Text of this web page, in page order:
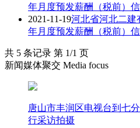
年月度预发薪酬（税前）
2021-11-19河北省河北二建
年月度预发薪酬（税前）
共 5 条记录 第 1/1 页
新闻媒体聚交 Media focus
唐山市丰润区电视台到七
行采访拍摄